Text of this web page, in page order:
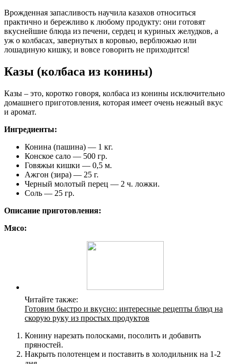
Врожденная запасливость научила казахов относиться
практично и бережливо к любому продукту: они готовят
вкуснейшие блюда из печени, сердец и куриных желудков, а
уж о колбасах, завернутых в коровью, верблюжью или
лошадиную кишку, и вовсе говорить не приходится!
Казы (колбаса из конины)
Казы – это, коротко говоря, колбаса из конины исключительно
домашнего приготовления, которая имеет очень нежный вкус
и аромат.
Ингредиенты:
Конина (пашина) — 1 кг.
Конское сало — 500 гр.
Говяжьи кишки — 0,5 м.
Ажгон (зира) — 25 г.
Черный молотый перец — 2 ч. ложки.
Соль — 25 гр.
Описание приготовления:
Мясо:
Читайте также:
Готовим быстро и вкусно: интересные рецепты блюд на
скорую руку из простых продуктов
Конину нарезать полосками, посолить и добавить
пряностей.
Накрыть полотенцем и поставить в холодильник на 1-2